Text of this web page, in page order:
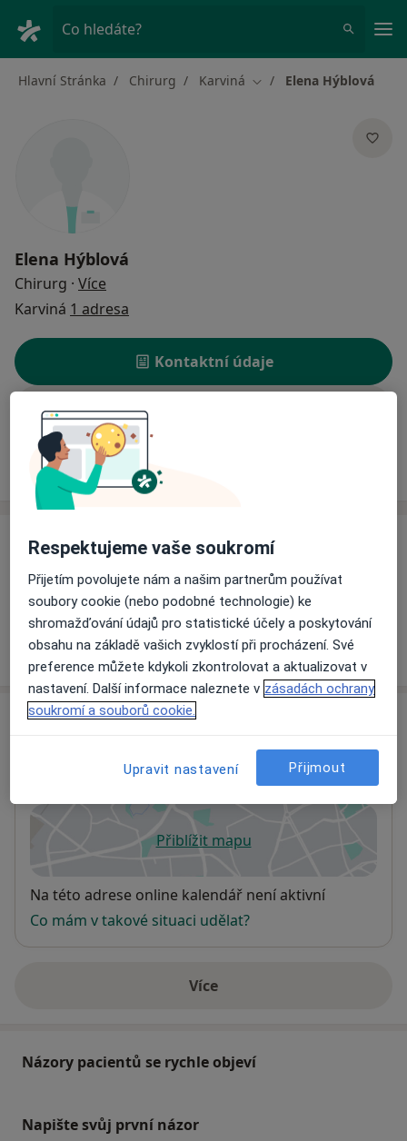
Co hledáte?
Hlavní Stránka Chirurg Karviná Změna města
Elena Hýblová
Elena Hýblová
Chirurg · Více
Karviná 1 adresa
Kontaktní údaje
Rezervovat termín
Ceník Adresy
Ceník
Informace o službách a cenách nejsou k dispozici
Tento specialista ještě nepřidával žádné informace o
svých službách.
Adresa
Ordinace
Přiblížit mapuse otevře v nové záložce
Dostupnost
Na této adrese online kalendář není aktivní
Co mám v takové situaci udělat?
Víceo adrese
Názory pacientů se rychle objeví
Napište svůj první názor
Respektujeme vaše soukromí
Přijetím povolujete nám a našim partnerům používat
soubory cookie (nebo podobné technologie) ke
shromažďování údajů pro statistické účely a poskytování
obsahu na základě vašich zvyklostí při procházení. Své
preference můžete kdykoli zkontrolovat a aktualizovat v
nastavení. Další informace naleznete v zásadách ochrany
soukromí a souborů cookie.
Upravit nastavení Přijmout